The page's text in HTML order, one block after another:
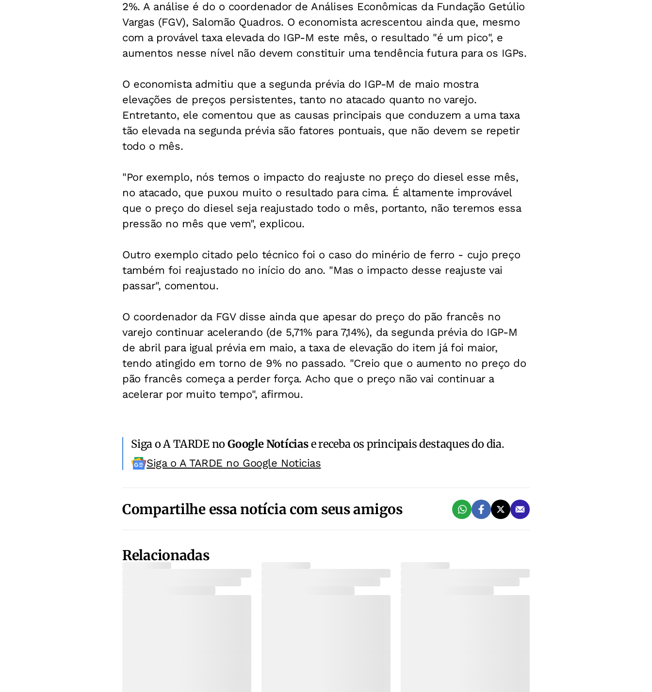
2%. A análise é do o coordenador de Análises Econômicas da Fundação Getúlio
Vargas (FGV), Salomão Quadros. O economista acrescentou ainda que, mesmo
com a provável taxa elevada do IGP-M este mês, o resultado "é um pico", e
aumentos nesse nível não devem constituir uma tendência futura para os IGPs.
O economista admitiu que a segunda prévia do IGP-M de maio mostra
elevações de preços persistentes, tanto no atacado quanto no varejo.
Entretanto, ele comentou que as causas principais que conduzem a uma taxa
tão elevada na segunda prévia são fatores pontuais, que não devem se repetir
todo o mês.
"Por exemplo, nós temos o impacto do reajuste no preço do diesel esse mês,
no atacado, que puxou muito o resultado para cima. É altamente improvável
que o preço do diesel seja reajustado todo o mês, portanto, não teremos essa
pressão no mês que vem", explicou.
Outro exemplo citado pelo técnico foi o caso do minério de ferro - cujo preço
também foi reajustado no início do ano. "Mas o impacto desse reajuste vai
passar", comentou.
O coordenador da FGV disse ainda que apesar do preço do pão francês no
varejo continuar acelerando (de 5,71% para 7,14%), da segunda prévia do IGP-M
de abril para igual prévia em maio, a taxa de elevação do item já foi maior,
tendo atingido em torno de 9% no passado. "Creio que o aumento no preço do
pão francês começa a perder força. Acho que o preço não vai continuar a
acelerar por muito tempo", afirmou.
Siga o A TARDE noGoogle Notíciase receba os principais destaques do dia.
Siga o A TARDE no Google Noticias
Compartilhe essa notícia com seus amigos
Relacionadas